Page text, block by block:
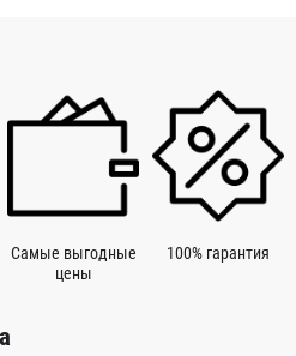
Самые выгодные
цены
100% гарантия